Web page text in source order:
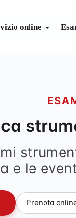
online
Labor Guide
Pianificatore
Calendario
Funzione
e le
Prenota